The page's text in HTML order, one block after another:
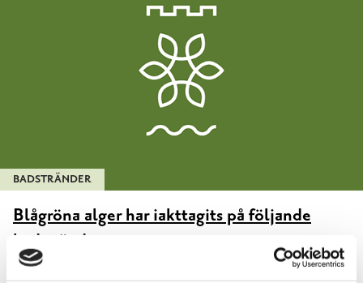
BADSTRÄNDER
Blågröna alger har iakttagits på följande
badstränder